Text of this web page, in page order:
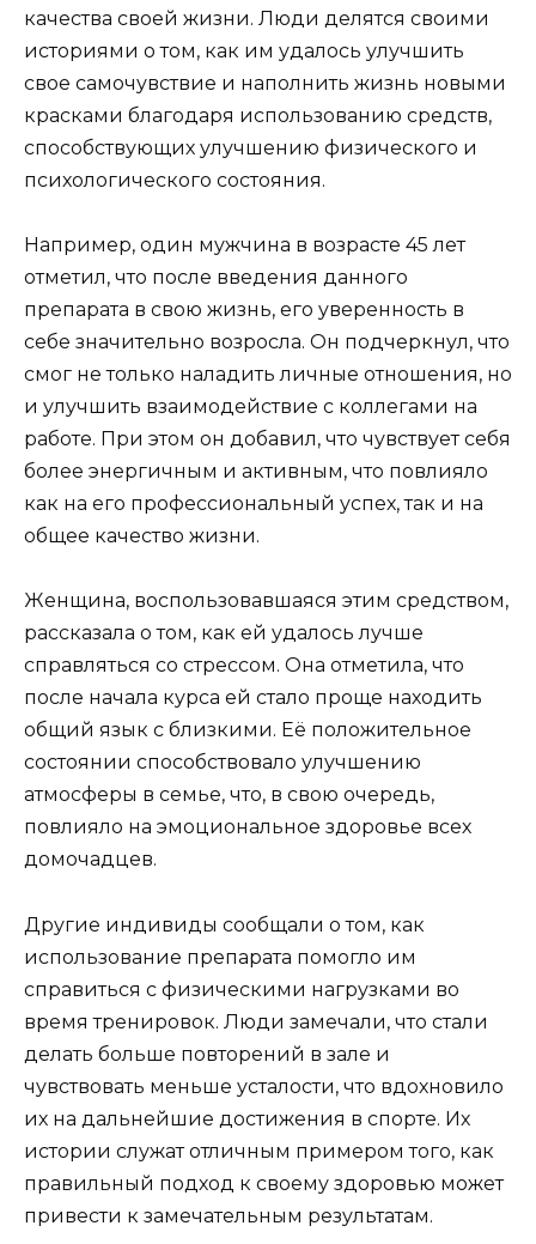
качества своей жизни. Люди делятся своими
историями о том, как им удалось улучшить
свое самочувствие и наполнить жизнь новыми
красками благодаря использованию средств,
способствующих улучшению физического и
психологического состояния.
Например, один мужчина в возрасте 45 лет
отметил, что после введения данного
препарата в свою жизнь, его уверенность в
себе значительно возросла. Он подчеркнул, что
смог не только наладить личные отношения, но
и улучшить взаимодействие с коллегами на
работе. При этом он добавил, что чувствует себя
более энергичным и активным, что повлияло
как на его профессиональный успех, так и на
общее качество жизни.
Женщина, воспользовавшаяся этим средством,
рассказала о том, как ей удалось лучше
справляться со стрессом. Она отметила, что
после начала курса ей стало проще находить
общий язык с близкими. Её положительное
состоянии способствовало улучшению
атмосферы в семье, что, в свою очередь,
повлияло на эмоциональное здоровье всех
домочадцев.
Другие индивиды сообщали о том, как
использование препарата помогло им
справиться с физическими нагрузками во
время тренировок. Люди замечали, что стали
делать больше повторений в зале и
чувствовать меньше усталости, что вдохновило
их на дальнейшие достижения в спорте. Их
истории служат отличным примером того, как
правильный подход к своему здоровью может
привести к замечательным результатам.